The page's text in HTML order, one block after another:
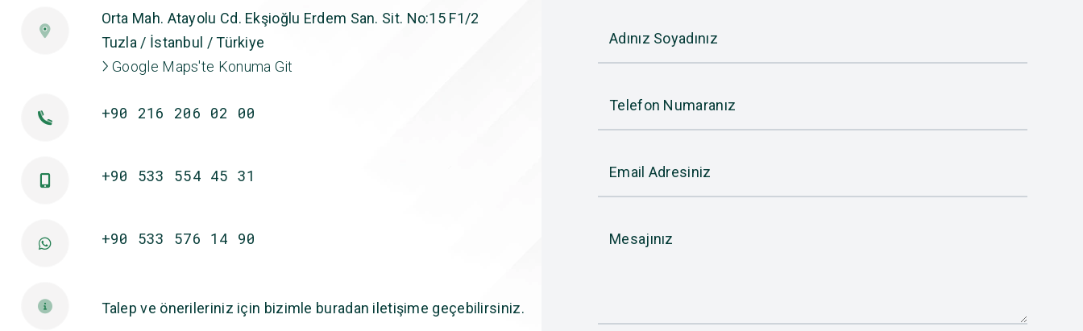
Orta Mah. Atayolu Cd. Ekşioğlu Erdem San. Sit. No:15 F1/2
Tuzla / İstanbul / Türkiye
Google Maps'te Konuma Git
+90 216 206 02 00
+90 533 554 45 31
+90 533 576 14 90
Talep ve önerileriniz için bizimle buradan iletişime geçebilirsiniz.
Adınız Soyadınız
Telefon Numaranız
Email Adresiniz
Mesajınız